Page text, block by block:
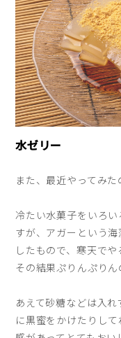
水ゼリー
また、最近やってみた
冷たい水菓子をいろ
すが、アガーという
したもので、寒天で
その結果ぷりんぷりん
あえて砂糖などは入
に黒蜜をかけたりし